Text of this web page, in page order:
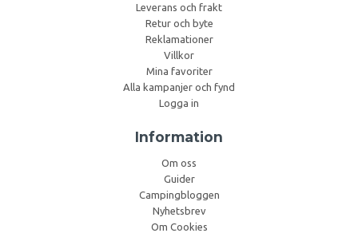
Leverans och frakt
Retur och byte
Reklamationer
Villkor
Mina favoriter
Alla kampanjer och fynd
Logga in
Information
Om oss
Guider
Campingbloggen
Nyhetsbrev
Om Cookies